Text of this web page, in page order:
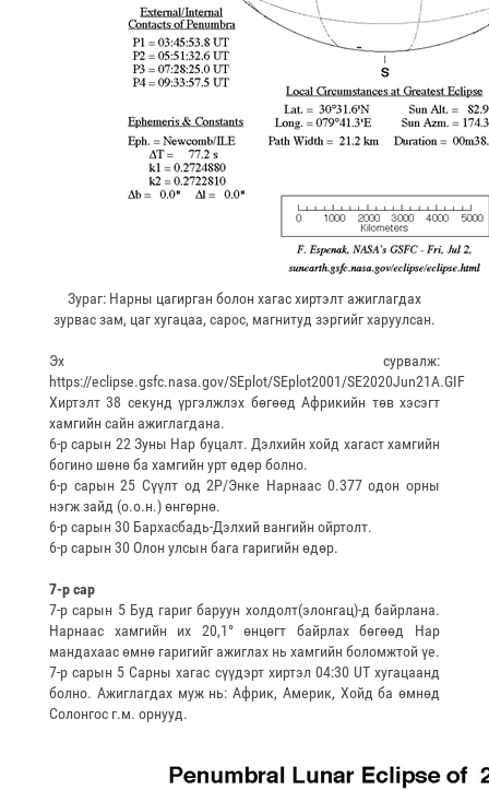
Зураг: Нарны цагирган болон хагас хиртэлт ажиглагдах
зурвас зам, цаг хугацаа, сарос, магнитуд зэргийг харуулсан.
Эх сурвалж:
https://eclipse.gsfc.nasa.gov/SEplot/SEplot2001/SE2020Jun21A.GIF
Хиртэлт 38 секунд үргэлжлэх бөгөөд Африкийн төв хэсэгт
хамгийн сайн ажиглагдана.
6-р сарын 22 Зуны Нар буцалт. Дэлхийн хойд хагаст хамгийн
богино шөнө ба хамгийн урт өдөр болно.
6-р сарын 25 Сүүлт од 2Р/Энке Нарнаас 0.377 одон орны
нэгж зайд (о.о.н.) өнгөрнө.
6-р сарын 30 Бархасбадь-Дэлхий вангийн ойртолт.
6-р сарын 30 Олон улсын бага гаригийн өдөр.
7-р сар
7-р сарын 5 Буд гариг баруун холдолт(элонгац)-д байрлана.
Нарнаас хамгийн их 20,1° өнцөгт байрлах бөгөөд Нар
мандахаас өмнө гаригийг ажиглах нь хамгийн боломжтой үе.
7-р сарын 5 Сарны хагас сүүдэрт хиртэл 04:30 UT хугацаанд
болно. Ажиглагдах муж нь: Африк, Америк, Хойд ба өмнөд
Солонгос г.м. орнууд.